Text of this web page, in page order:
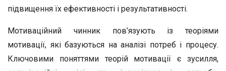
підвищення їх ефективності і результативності.
Мотиваційний чинник пов’язують із теоріями
мотивації, які базуються на аналізі потреб і процесу.
Ключовими поняттями теорій мотивації є зусилля,